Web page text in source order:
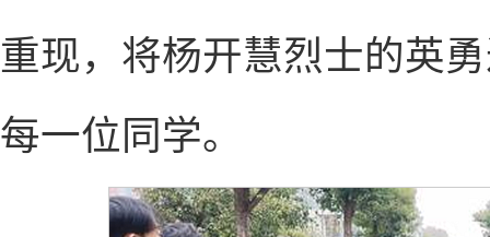
重现，将杨开慧烈士的英
每一位同学。